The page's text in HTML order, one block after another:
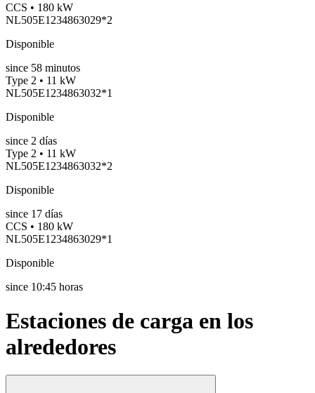
CCS • 180 kW
NL505E1234863029*2
Disponible
since 58 minutos
Type 2 • 11 kW
NL505E1234863032*1
Disponible
since 2 días
Type 2 • 11 kW
NL505E1234863032*2
Disponible
since 17 días
CCS • 180 kW
NL505E1234863029*1
Disponible
since 10:45 horas
Estaciones de carga en los
alrededores